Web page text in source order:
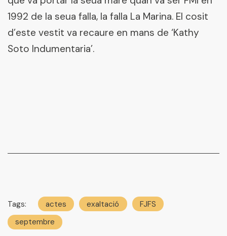
1992 de la seua falla, la falla La Marina. El cosit
d’este vestit va recaure en mans de ‘Kathy
Soto Indumentaria’.
Tags: actes exaltació
FJFS
septembre